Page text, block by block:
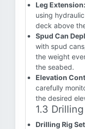
Leg Extension:
using
deck above
Spud Can
with spud
the weight
the seabed.
Elevation
carefully
the desired
1.3
Drilling Rig